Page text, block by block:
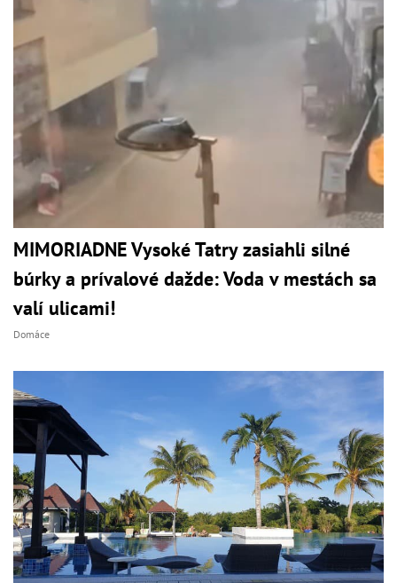
MIMORIADNE Vysoké Tatry zasiahli silné
búrky a prívalové dažde: Voda v mestách sa
valí ulicami!
Domáce